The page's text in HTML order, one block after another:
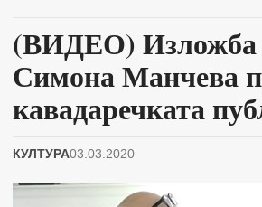
(ВИДЕО) Изложба
Симона Манчева
кавадаречката
КУЛТУРА03.03.2020